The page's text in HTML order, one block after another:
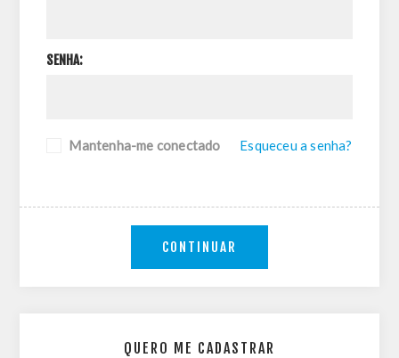
QUERO ME CADASTRAR
SENHA:
Mantenha-me conectado Esqueceu a senha?
CONTINUAR